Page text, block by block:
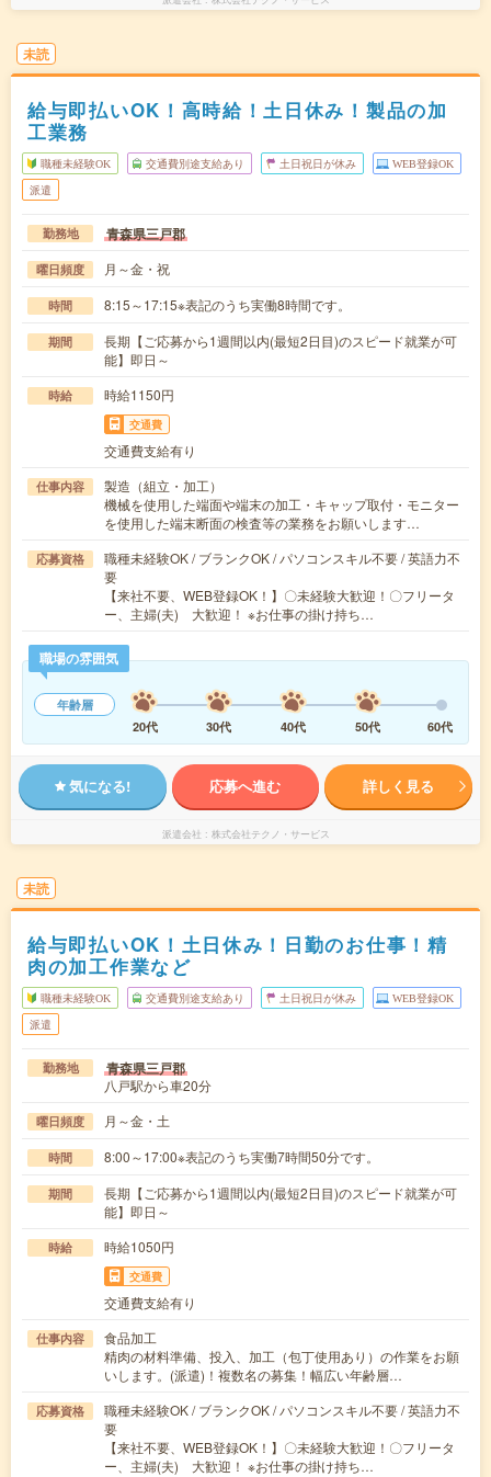
未読
給与即払いOK！高時給！土日休み！製品の加
工業務
職種未経験OK 交通費別途支給あり 土日祝日が休み WEB登録OK
派遣
勤務地 青森県三戸郡
曜日頻度 月～金・祝
時間 8:15～17:15※表記のうち実働8時間です。
期間
長期【ご応募から1週間以内(最短2日目)のスピード就業が可
能】即日～
時給 時給1150円
交通費
交通費支給有り
仕事内容
製造（組立・加工）
機械を使用した端面や端末の加工・キャップ取付・モニター
を使用した端末断面の検査等の業務をお願いします…
応募資格
職種未経験OK / ブランクOK / パソコンスキル不要 / 英語力不
要
【来社不要、WEB登録OK！】〇未経験大歓迎！〇フリータ
ー、主婦(夫) 大歓迎！ ※お仕事の掛け持ち…
職場の雰囲気
年齢層
20代
30代 40代 50代 60代
気になる! 応募へ進む 詳しく見る
派遣会社 株式会社テクノ・サービス
未読
給与即払いOK！土日休み！日勤のお仕事！精
肉の加工作業など
職種未経験OK 交通費別途支給あり 土日祝日が休み WEB登録OK
派遣
勤務地 青森県三戸郡
八戸駅から車20分
曜日頻度 月～金・土
時間 8:00～17:00※表記のうち実働7時間50分です。
期間
長期【ご応募から1週間以内(最短2日目)のスピード就業が可
能】即日～
時給 時給1050円
交通費
交通費支給有り
仕事内容
食品加工
精肉の材料準備、投入、加工（包丁使用あり）の作業をお願
いします。(派遣)！複数名の募集！幅広い年齢層…
応募資格
職種未経験OK / ブランクOK / パソコンスキル不要 / 英語力不
要
【来社不要、WEB登録OK！】〇未経験大歓迎！〇フリータ
ー、主婦(夫) 大歓迎！ ※お仕事の掛け持ち…